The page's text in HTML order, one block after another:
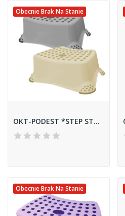
Obecnie Brak Na Stanie
OKT-PODEST *STEP STOOL* 0002
Obecnie Brak Na Stanie